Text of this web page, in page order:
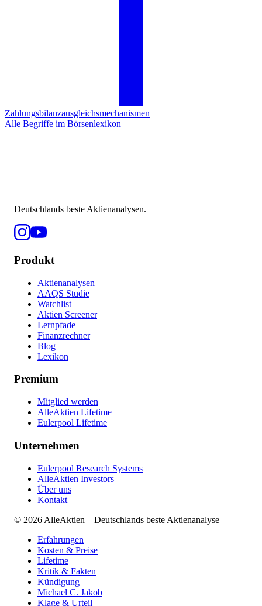
Zahlungsbilanzausgleichsmechanismen
Alle Begriffe im Börsenlexikon
Deutschlands beste Aktienanalysen.
Produkt
Aktienanalysen
AAQS Studie
Watchlist
Aktien Screener
Lernpfade
Finanzrechner
Blog
Lexikon
Premium
Mitglied werden
AlleAktien Lifetime
Eulerpool Lifetime
Unternehmen
Eulerpool Research Systems
AlleAktien Investors
Über uns
Kontakt
© 2026 AlleAktien – Deutschlands beste Aktienanalyse
Erfahrungen
Kosten & Preise
Lifetime
Kritik & Fakten
Kündigung
Michael C. Jakob
Klage & Urteil